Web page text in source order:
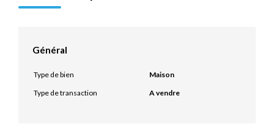
Général
Type de bien
Maison
Type de transaction
A vendre